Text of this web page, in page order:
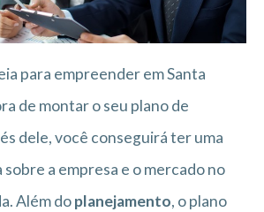
para empreender em Santa
de montar o seu plano de
dele, você conseguirá ter uma
sobre a empresa e o mercado no
Além doplanejamento, o plano